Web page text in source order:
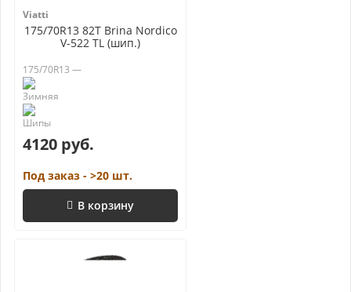
Viatti
175/70R13 82T Brina Nordico
V-522 TL (шип.)
175/70R13 —
4120 руб.
Под заказ - >20 шт.
В корзину